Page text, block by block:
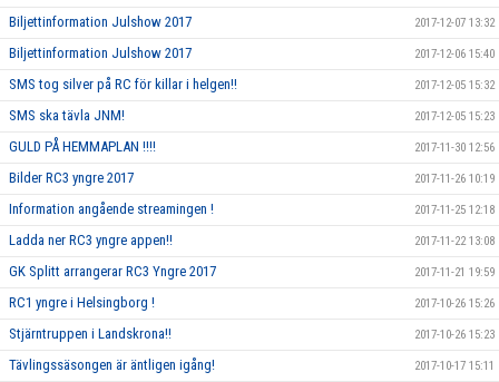
Biljettinformation Julshow 2017 2017-12-07 13:32
Biljettinformation Julshow 2017 2017-12-06 15:40
SMS tog silver på RC för killar i helgen!! 2017-12-05 15:32
SMS ska tävla JNM! 2017-12-05 15:23
GULD PÅ HEMMAPLAN !!!! 2017-11-30 12:56
Bilder RC3 yngre 2017 2017-11-26 10:19
Information angående streamingen ! 2017-11-25 12:18
Ladda ner RC3 yngre appen!! 2017-11-22 13:08
GK Splitt arrangerar RC3 Yngre 2017 2017-11-21 19:59
RC1 yngre i Helsingborg ! 2017-10-26 15:26
Stjärntruppen i Landskrona!! 2017-10-26 15:23
Tävlingssäsongen är äntligen igång! 2017-10-17 15:11